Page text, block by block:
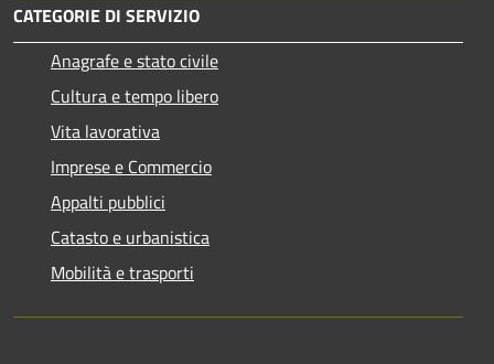
CATEGORIE DI SERVIZIO
Anagrafe e stato civile
Cultura e tempo libero
Vita lavorativa
Imprese e Commercio
Appalti pubblici
Catasto e urbanistica
Mobilità e trasporti